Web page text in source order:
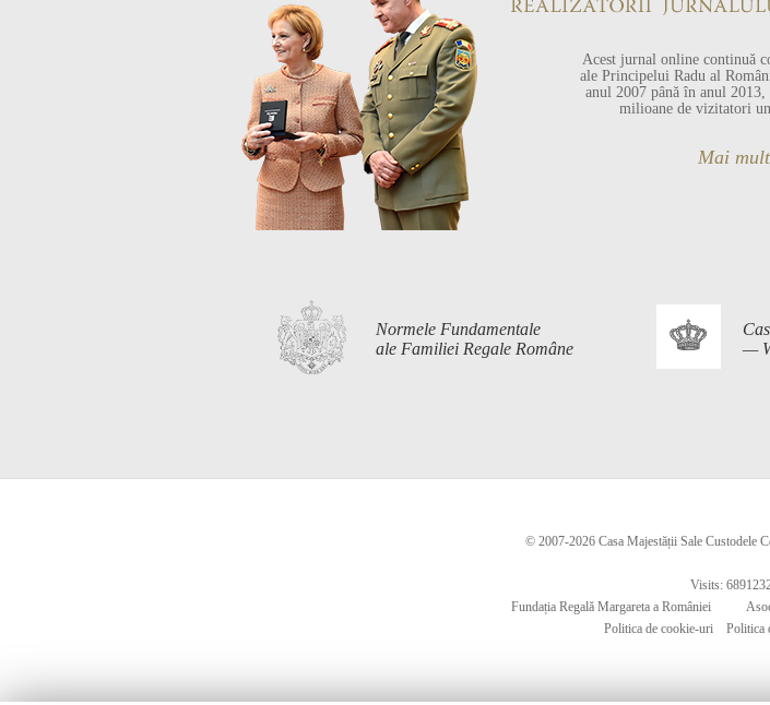
Acest jurnal online continuă
ale Principelui Radu al
anul 2007 până în anul
milioane de vizitatori
Mai mult
Normele Fundamentale
ale Familiei Regale Române
—
© 2007-2026 Casa Majestății Sale Custodele
Visits:
Fundația Regală Margareta a României
Politica de cookie-uri
Politica